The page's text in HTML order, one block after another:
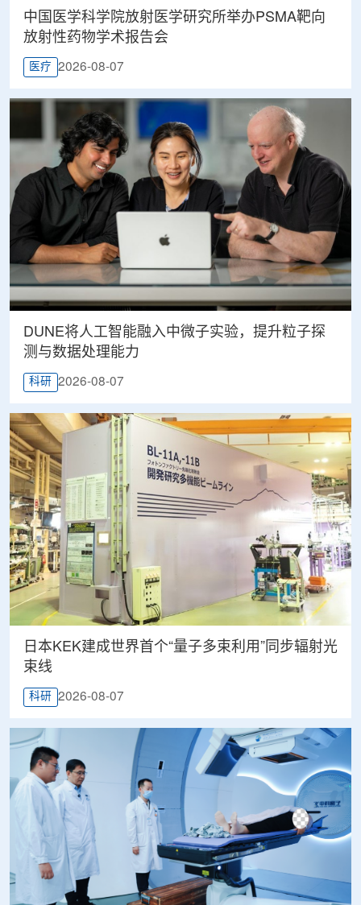
中国医学科学院放射医学研究所举办PSMA靶向
放射性药物学术报告会
医疗 2026-08-07
DUNE将人工智能融入中微子实验，提升粒子探
测与数据处理能力
科研 2026-08-07
日本KEK建成世界首个“量子多束利用”同步辐射光
束线
科研 2026-08-07